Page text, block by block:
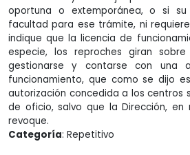
oportuna o extemporánea, o si
facultad para ese trámite, ni
indique que la licencia de
especie, los reproches giran
gestionarse y contarse con una
funcionamiento, que como se dijo
autorización concedida a los centros
de oficio, salvo que la Dirección, en
revoque.
Categoría: Repetitivo